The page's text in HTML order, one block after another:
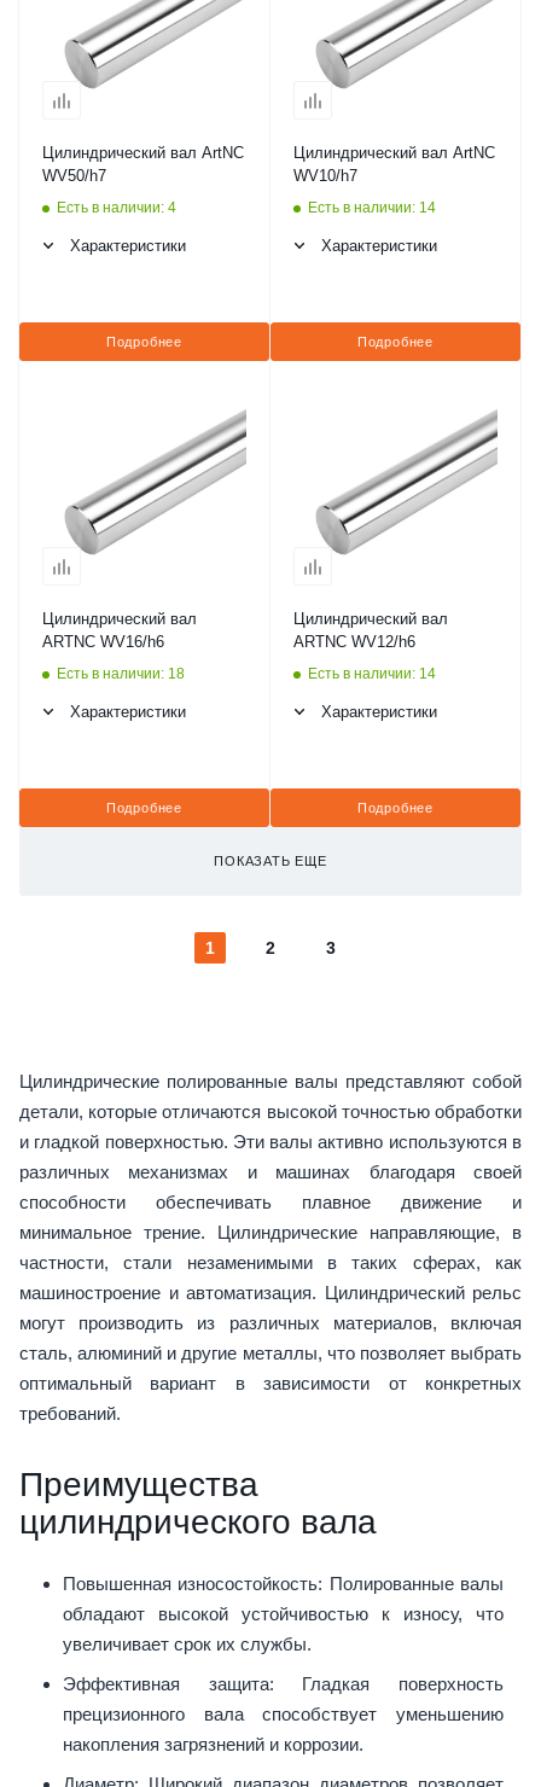
Цилиндрический вал ArtNC
WV50/h7
Есть в наличии: 4
Характеристики
Подробнее
Цилиндрический вал ArtNC
WV10/h7
Есть в наличии: 14
Характеристики
Подробнее
Цилиндрический вал
ARTNC WV16/h6
Есть в наличии: 18
Характеристики
Подробнее
Цилиндрический вал
ARTNC WV12/h6
Есть в наличии: 14
Характеристики
Подробнее
ПОКАЗАТЬ ЕЩЕ
1 2 3
Цилиндрические полированные валы представляют собой
детали, которые отличаются высокой точностью обработки
и гладкой поверхностью. Эти валы активно используются в
различных механизмах и машинах благодаря своей
способности обеспечивать плавное движение и
минимальное трение. Цилиндрические направляющие, в
частности, стали незаменимыми в таких сферах, как
машиностроение и автоматизация. Цилиндрический рельс
могут производить из различных материалов, включая
сталь, алюминий и другие металлы, что позволяет выбрать
оптимальный вариант в зависимости от конкретных
требований.
Преимущества
цилиндрического вала
Повышенная износостойкость: Полированные валы
обладают высокой устойчивостью к износу, что
увеличивает срок их службы.
Эффективная защита: Гладкая поверхность
прецизионного вала способствует уменьшению
накопления загрязнений и коррозии.